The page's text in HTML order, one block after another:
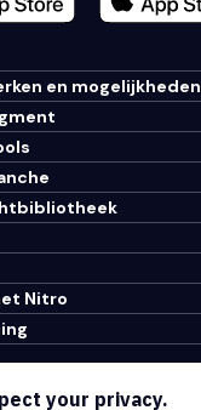
en mogelijkheden
Nitro
your privacy.